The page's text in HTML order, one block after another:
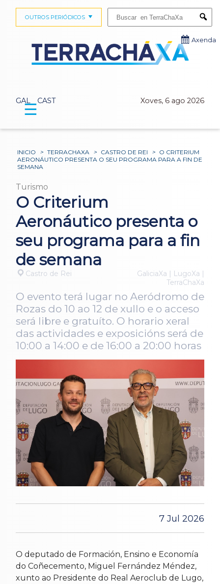
GAL CAST Xoves, 6 ago 2026
OUTROS PERIÓDICOS
Axenda
☰
INICIO > TERRACHAXA > CASTRO DE REI > O CRITERIUM
AERONÁUTICO PRESENTA O SEU PROGRAMA PARA A FIN DE
SEMANA
Turismo
O Criterium
Aeronáutico presenta o
seu programa para a fin
de semana
Castro de Rei
GaliciaXa | LugoXa |
TerraChaXa
O evento terá lugar no Aeródromo de
Rozas do 10 ao 12 de xullo e o acceso
será libre e gratuíto. O horario xeral
das actividades e exposicións será de
10:00 a 14:00 e de 16:00 a 20:00 horas
7 Jul 2026
O deputado de Formación, Ensino e Economía
do Coñecemento, Miguel Fernández Méndez,
xunto ao Presidente do Real Aeroclub de Lugo,